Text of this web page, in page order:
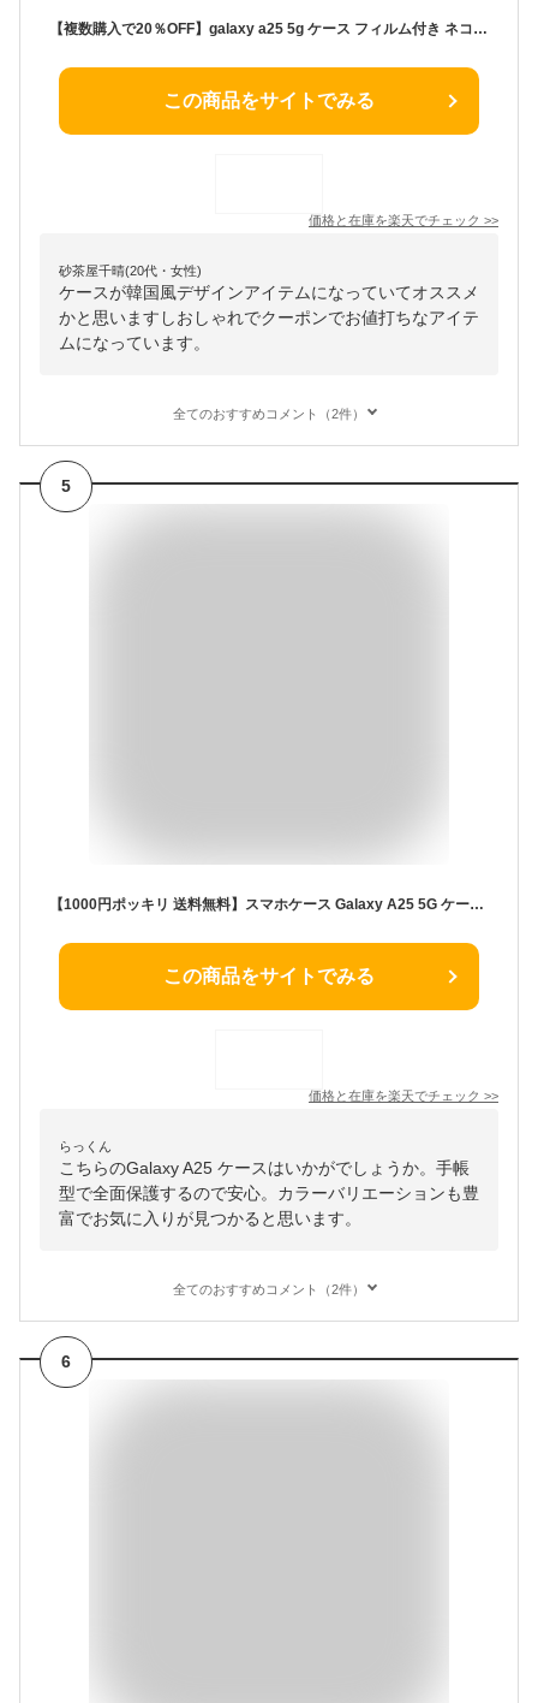
【複数購入で20％OFF】galaxy a25 5g ケース フィルム付き ネコミミ galaxy s26 ケース ショルダー galaxy s26 ultra galaxy s25 ケース カバー 猫耳 ショルダー ギャラクシーA25 galaxy s23 GALAXY s24 クリアケース magsafe対応 猫耳 韓国 かわいい オシャレ
この商品をサイトでみる
価格と在庫を楽天でチェック >>
砂茶屋千晴(20代・女性)
ケースが韓国風デザインアイテムになっていてオススメ
かと思いますしおしゃれでクーポンでお値打ちなアイテ
ムになっています。
全てのおすすめコメント（2件）
5
【1000円ポッキリ 送料無料】スマホケース Galaxy A25 5G ケース SC-53F SCG33 手帳型 ギャラクシー A25 5g 用 レザーケース 携帯カバー SC-53ケース SCG33 ケース 財布型 カード収納 ストラップ付 galaxy a25 5gケース 横置きスタンド機能 ギャラクシー a25 5g カバー
この商品をサイトでみる
価格と在庫を楽天でチェック >>
らっくん
こちらのGalaxy A25 ケースはいかがでしょうか。手帳
型で全面保護するので安心。カラーバリエーションも豊
富でお気に入りが見つかると思います。
全てのおすすめコメント（2件）
6